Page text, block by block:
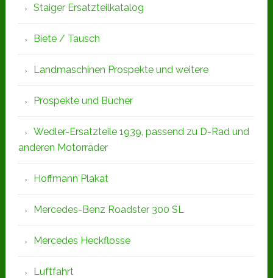
Staiger Ersatzteilkatalog
Biete / Tausch
Landmaschinen Prospekte und weitere
Prospekte und Bücher
Wedler-Ersatzteile 1939, passend zu D-Rad und
anderen Motorräder
Hoffmann Plakat
Mercedes-Benz Roadster 300 SL
Mercedes Heckflosse
Luftfahrt